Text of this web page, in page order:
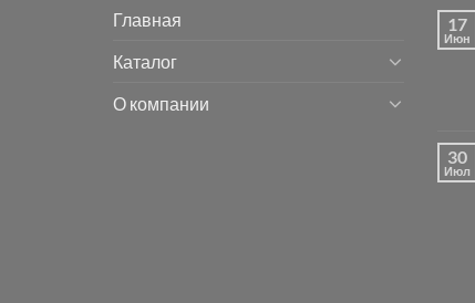
Главная
Каталог
О компании
17
Июн
30
Июл